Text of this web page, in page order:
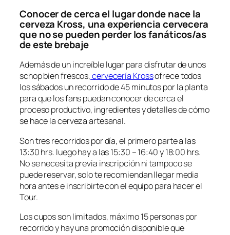
Conocer de cerca el lugar donde nace la
cerveza Kross, una experiencia cervecera
que no se pueden perder los fanáticos/as
de este brebaje
Además de un increíble lugar para disfrutar de unos
schop bien frescos,cervecería Krossofrece todos
los sábados un recorrido de 45 minutos por la planta
para que los fans puedan conocer de cerca el
proceso productivo, ingredientes y detalles de cómo
se hace la cerveza artesanal.
Son tres recorridos por día, el primero parte a las
13:30 hrs. luego hay a las 15:30 – 16:40 y 18:00 hrs.
No se necesita previa inscripción ni tampoco se
puede reservar, solo te recomiendan llegar media
hora antes e inscribirte con el equipo para hacer el
Tour.
Los cupos son limitados, máximo 15 personas por
recorrido y hay una promoción disponible que